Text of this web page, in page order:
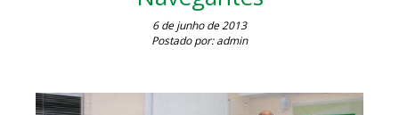
6 de junho de 2013
Postado por: admin